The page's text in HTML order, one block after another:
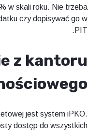
w skali roku. Nie trzeba
czy dopisywać go w
PIT.
z kantoru
jest system iPKO.
dostęp do wszystkich